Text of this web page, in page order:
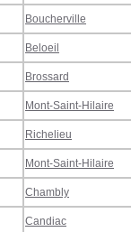
Boucherville
Beloeil
Brossard
Mont-Saint-Hilaire
Richelieu
Mont-Saint-Hilaire
Chambly
Candiac